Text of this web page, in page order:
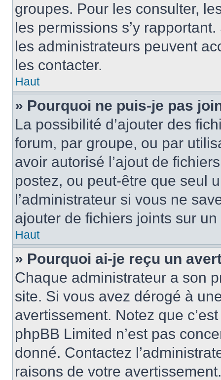
groupes. Pour les consulter,
les permissions s’y
les administrateurs peuvent
les contacter.
Haut
» Pourquoi ne puis-je pas
La possibilité d’ajouter des
forum, par groupe, ou par
avoir autorisé l’ajout de
postez, ou peut-être que seul
l’administrateur si vous ne
ajouter de fichiers joints sur un
Haut
» Pourquoi ai-je reçu un
Chaque administrateur a son
site. Si vous avez dérogé à
avertissement. Notez que
phpBB Limited n’est pas
donné. Contactez
raisons de votre avertissement.